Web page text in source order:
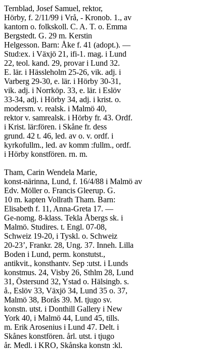
Ternblad, Josef Samuel, rektor,
Hörby, f. 2/11/99 i Vrå, - Kronob. 1., av
kantorn o. folkskoll. C. A. T. o. Emma
Bergstedt. G. 29 m. Kerstin
Helgesson. Barn: Åke f. 41 (adopt.). —
Stud:ex. i Växjö 21, ifi-1. mag. i Lund
22, teol. kand. 29, provar i Lund 32.
E. lär. i Hässleholm 25-26, vik. adj. i
Varberg 29-30, e. lär. i Hörby 30-31,
vik. adj. i Norrköp. 33, e. lär. i Eslöv
33-34, adj. i Hörby 34, adj. i krist. o.
modersm. v. realsk. i Malmö 40,
rektor v. samrealsk. i Hörby fr. 43. Ordf.
i Krist. lär:fören. i Skåne fr. dess
grund. 42 t. 46, led. av o. v. ordf. i
kyrkofullm., led. av komm :fullm., ordf.
i Hörby konstfören. rn. m.
Tham, Carin Wendela Marie,
konst-närinna, Lund, f. 16/4/88 i Malmö av
Edv. Möller o. Francis Gleerup. G.
10 m. kapten Vollrath Tham. Barn:
Elisabeth f. 11, Anna-Greta 17. —
Ge-nomg. 8-klass. Tekla Åbergs sk. i
Malmö. Studires. t. Engl. 07-08,
Schweiz 19-20, i Tyskl. o. Schweiz
20-23’, Frankr. 28, Ung. 37. Inneh. Lilla
Boden i Lund, perm. konstutst.,
antikvit., konsthantv. Sep :utst. i Lunds
konstmus. 24, Visby 26, Sthlm 28, Lund
31, Östersund 32, Ystad o. Hälsingb. s.
å., Eslöv 33, Växjö 34, Lund 35 o. 37,
Malmö 38, Borås 39. M. tjugo sv.
konstn. utst. i Donthill Gallery i New
York 40, i Malmö 44, Lund 45, tills.
m. Erik Arosenius i Lund 47. Delt. i
Skånes konstfören. årl. utst. i tjugo
år. Medl. i KRO, Skånska konstn :kl.